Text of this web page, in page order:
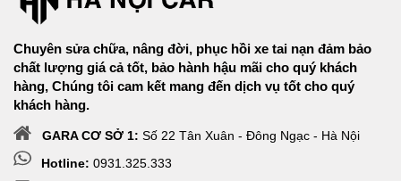
Chuyên sửa chữa, nâng đời, phục hồi xe tai nạn đảm bảo
chất lượng giá cả tốt, bảo hành hậu mãi cho quý khách
hàng, Chúng tôi cam kết mang đến dịch vụ tốt cho quý
khách hàng.
GARA CƠ SỞ 1: Số 22 Tân Xuân - Đông Ngạc - Hà Nội
Hotline: 0931.325.333